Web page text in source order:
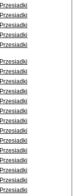
Przesiadki
Przesiadki
Przesiadki
Przesiadki
Przesiadki
Przesiadki
Przesiadki
Przesiadki
Przesiadki
Przesiadki
Przesiadki
Przesiadki
Przesiadki
Przesiadki
Przesiadki
Przesiadki
Przesiadki
Przesiadki
Przesiadki